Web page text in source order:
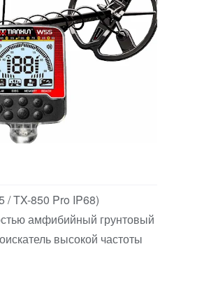
/ TX-850 Pro IP68)
амфибийный грунтовый
высокой частоты